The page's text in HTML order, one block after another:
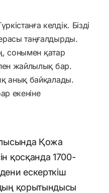
келдік. Бізді
таңғалдырды.
сонымен қатар
жайлылық бар.
анық байқалады.
екеніне
Қожа
қосқанда 1700-
ескерткіш
қорытындысы